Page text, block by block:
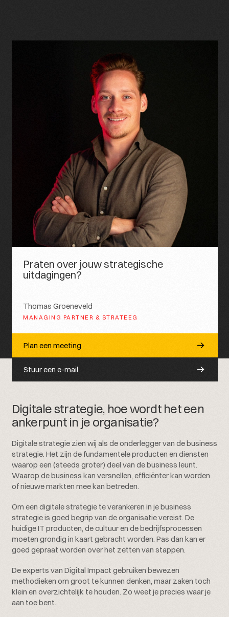
Praten over jouw strategische
uitdagingen?
Thomas Groeneveld
MANAGING PARTNER & STRATEEG
Plan een meeting
Stuur een e-mail
Digitale strategie, hoe wordt het een
ankerpunt in je organisatie?
Digitale strategie zien wij als de onderlegger van de business
strategie. Het zijn de fundamentele producten en diensten
waarop een (steeds groter) deel van de business leunt.
Waarop de business kan versnellen, efficiënter kan worden
of nieuwe markten mee kan betreden.
Om een digitale strategie te verankeren in je business
strategie is goed begrip van de organisatie vereist. De
huidige IT producten, de cultuur en de bedrijfsprocessen
moeten grondig in kaart gebracht worden. Pas dan kan er
goed gepraat worden over het zetten van stappen.
De experts van Digital Impact gebruiken bewezen
methodieken om groot te kunnen denken, maar zaken toch
klein en overzichtelijk te houden. Zo weet je precies waar je
aan toe bent.